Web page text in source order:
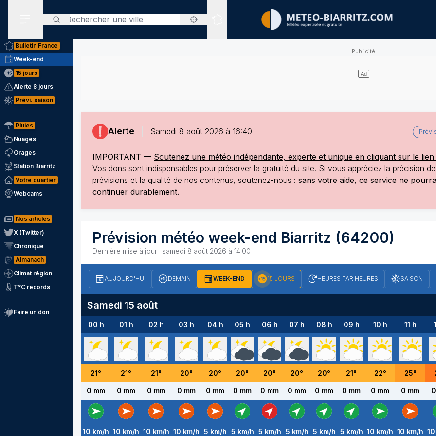
Rechercher
Sites expertisés
Bulletin France
Week-end
15 jours
Alerte 8 jours
Prévi. saison
Pluies
Nuages
Orages
Station Biarritz
Votre quartier
Webcams
Nos articles
X (Twitter)
Chronique
Almanach
Climat région
T°C records
Faire un don
Alerte Samedi 8 août 2026 à 16:40
IMPORTANT — Soutenez une météo indépendante, experte et unique en cliquant sur le
Vos dons sont indispensables pour préserver la gratuité du site. Si vous appréciez la précision
prévisions et la qualité de nos contenus, soutenez-nous : sans votre aide, ce service ne
continuer durablement.
Prévision météo week-end Biarritz (64200)
Dernière mise à jour : samedi 8 août 2026 à 14:00
AUJOURD'HUI DEMAIN WEEK-END 15 JOURS HEURES PAR HEURES SAISON
Samedi 15 août
00 h 01 h 02 h 03 h 04 h 05 h 06 h 07 h 08 h 09 h 10 h 11 h
21° 21° 21° 20° 20° 20° 20° 20° 20° 21° 22° 25°
0 mm 0 mm 0 mm 0 mm 0 mm 0 mm 0 mm 0 mm 0 mm 0 mm 0 mm 0 mm
10 km/h 10 km/h 10 km/h 10 km/h 5 km/h 5 km/h 5 km/h 5 km/h 5 km/h 5 km/h 10 km/h 10 km/h 10